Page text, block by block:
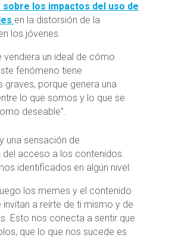
sobre los impactos del uso de
en la distorsión de la
los jóvenes.
vendiera un ideal de cómo
fenómeno tiene
graves, porque genera una
lo que somos y lo que se
deseable”.
una sensación de
acceso a los contenidos.
identificados en algún nivel.
los memes y el contenido
invitan a reírte de ti mismo y de
Esto nos conecta a sentir que
que lo que nos sucede es